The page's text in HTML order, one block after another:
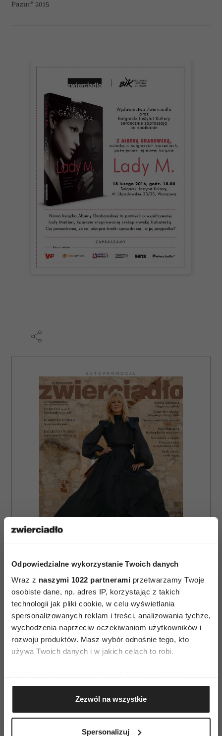
Odpowiedzialne wykorzystanie Twoich danych
Wraz z naszymi 1022 partnerami przetwarzamy Twoje
osobiste dane, np. adres IP, korzystając z takich
technologii jak pliki cookie, w celu wyświetlania
spersonalizowanych reklam i treści, analizowania tychże,
wychodzenia naprzeciw oczekiwaniom użytkowników i
rozwoju produktów. Masz wybór odnośnie tego, kto
używa Twoich danych i w jakich celach to robi.
Jeśli wyrazisz na to zgodę, chcielibyśmy również:
Gromadzić dane dotyczące Twojej lokalizacji
geograficznej z dokładnością nawet do kilku metrów
Identyfikować Twoje urządzenie, aktywnie
Zezwól na wszystkie
Spersonalizuj
Pazur" 2015
AUTOPROMOCJA
ZAMÓW
WYDANIE DRUKOWANE
E-WYDANIE